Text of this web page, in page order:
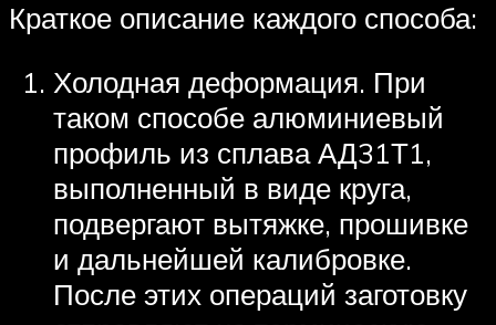
Краткое описание каждого способа:
Холодная деформация. При
таком способе алюминиевый
профиль из сплава АД31Т1,
выполненный в виде круга,
подвергают вытяжке, прошивке
и дальнейшей калибровке.
После этих операций заготовку